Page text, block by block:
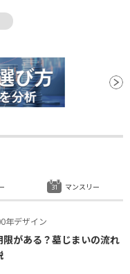
保有報告書
年デザイン
限がある？墓じまいの流れ
マンスリー